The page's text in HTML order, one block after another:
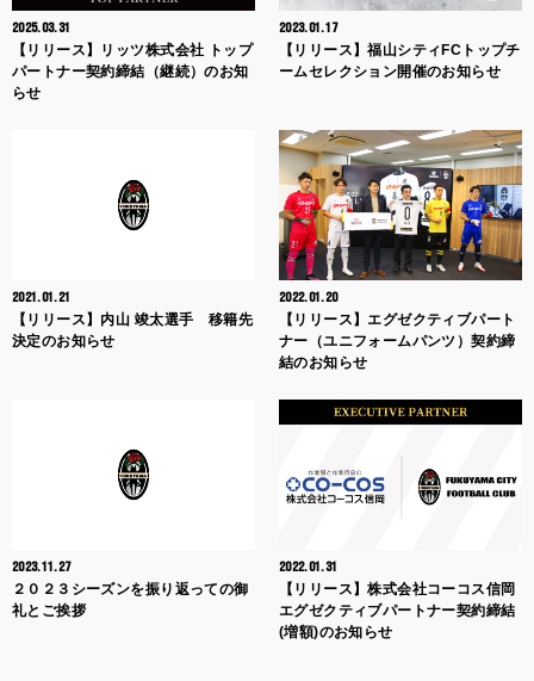
2025.03.31
【リリース】リッツ株式会社 トップ
パートナー契約締結（継続）のお知
らせ
2023.01.17
【リリース】福山シティFCトップチ
ームセレクション開催のお知らせ
2021.01.21
【リリース】内山 竣太選手 移籍先
決定のお知らせ
2022.01.20
【リリース】エグゼクティブパート
ナー（ユニフォームパンツ）契約締
結のお知らせ
2023.11.27
２０２３シーズンを振り返っての御
礼とご挨拶
2022.01.31
【リリース】株式会社コーコス信岡
エグゼクティブパートナー契約締結
(増額)のお知らせ